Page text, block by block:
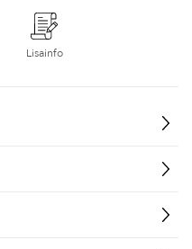
Lisainfo